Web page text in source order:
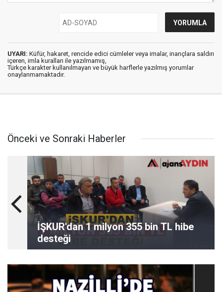
UYARI: Küfür, hakaret, rencide edici cümleler veya imalar, inançlara saldırı
içeren, imla kuralları ile yazılmamış,
Türkçe karakter kullanılmayan ve büyük harflerle yazılmış yorumlar
onaylanmamaktadır.
Önceki ve Sonraki Haberler
İŞKUR'dan 1 milyon 355 bin TL hibe
desteği